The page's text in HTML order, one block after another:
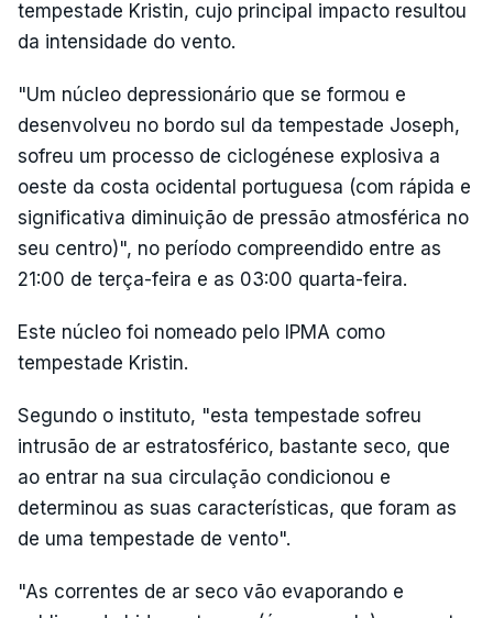
tempestade Kristin, cujo principal impacto resultou
da intensidade do vento.
"Um núcleo depressionário que se formou e
desenvolveu no bordo sul da tempestade Joseph,
sofreu um processo de ciclogénese explosiva a
oeste da costa ocidental portuguesa (com rápida e
significativa diminuição de pressão atmosférica no
seu centro)", no período compreendido entre as
21:00 de terça-feira e as 03:00 quarta-feira.
Este núcleo foi nomeado pelo IPMA como
tempestade Kristin.
Segundo o instituto, "esta tempestade sofreu
intrusão de ar estratosférico, bastante seco, que
ao entrar na sua circulação condicionou e
determinou as suas características, que foram as
de uma tempestade de vento".
"As correntes de ar seco vão evaporando e